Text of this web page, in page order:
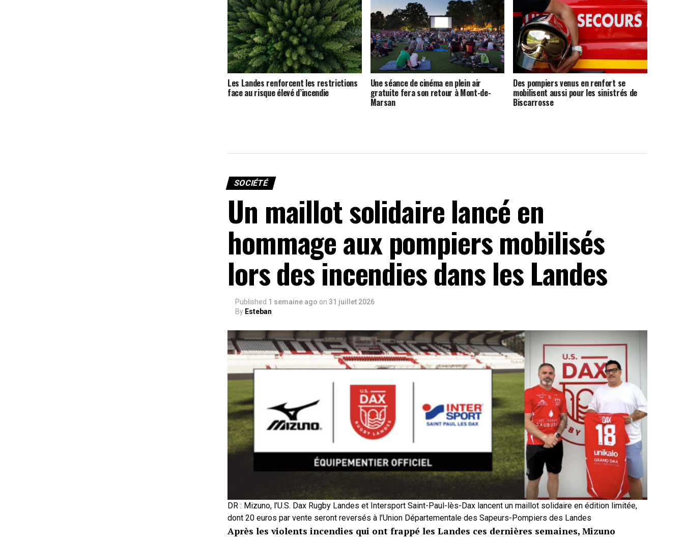
Les Landes renforcent les restrictions
face au risque élevé d’incendie
Une séance de cinéma en plein air
gratuite fera son retour à Mont-de-
Marsan
Des pompiers venus en renfort se
mobilisent aussi pour les sinistrés de
Biscarrosse
SOCIÉTÉ
Un maillot solidaire lancé en
hommage aux pompiers mobilisés
lors des incendies dans les Landes
Published 1 semaine ago on 31 juillet 2026
By Esteban
DR : Mizuno, l’U.S. Dax Rugby Landes et Intersport Saint-Paul-lès-Dax lancent un maillot solidaire en édition limitée,
dont 20 euros par vente seront reversés à l’Union Départementale des Sapeurs-Pompiers des Landes
Après les violents incendies qui ont frappé les Landes ces dernières semaines, Mizuno